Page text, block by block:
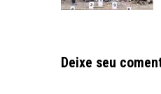
Deixe seu